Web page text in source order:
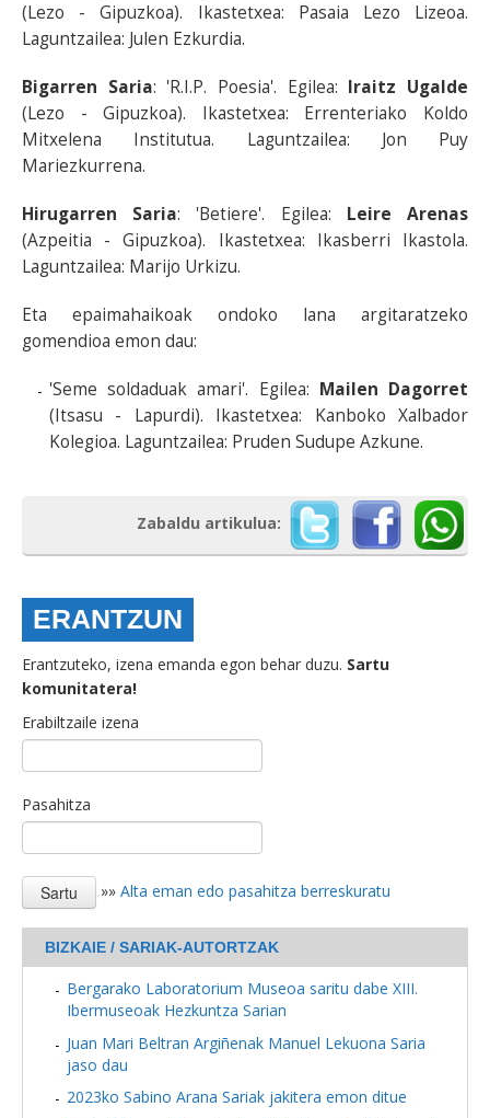
(Lezo - Gipuzkoa). Ikastetxea: Pasaia Lezo Lizeoa.
Laguntzailea: Julen Ezkurdia.
Bigarren Saria: 'R.I.P. Poesia'. Egilea: Iraitz Ugalde
(Lezo - Gipuzkoa). Ikastetxea: Errenteriako Koldo
Mitxelena Institutua. Laguntzailea: Jon Puy
Mariezkurrena.
Hirugarren Saria: 'Betiere'. Egilea: Leire Arenas
(Azpeitia - Gipuzkoa). Ikastetxea: Ikasberri Ikastola.
Laguntzailea: Marijo Urkizu.
Eta epaimahaikoak ondoko lana argitaratzeko
gomendioa emon dau:
'Seme soldaduak amari'. Egilea: Mailen Dagorret
(Itsasu - Lapurdi). Ikastetxea: Kanboko Xalbador
Kolegioa. Laguntzailea: Pruden Sudupe Azkune.
Zabaldu artikulua:
ERANTZUN
Erantzuteko, izena emanda egon behar duzu. Sartu
komunitatera!
Erabiltzaile izena
Pasahitza
»» Alta eman edo pasahitza berreskuratu
BIZKAIE / SARIAK-AUTORTZAK
Bergarako Laboratorium Museoa saritu dabe XIII.
Ibermuseoak Hezkuntza Sarian
Juan Mari Beltran Argiñenak Manuel Lekuona Saria
jaso dau
2023ko Sabino Arana Sariak jakitera emon ditue